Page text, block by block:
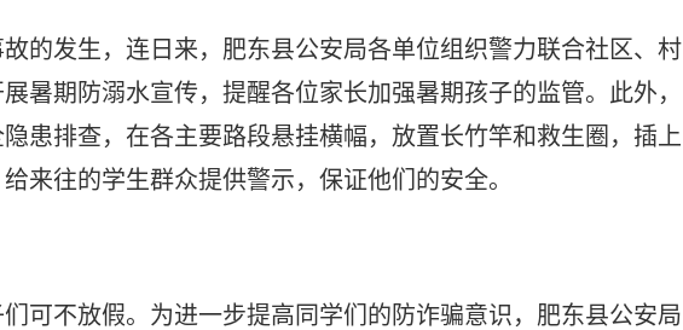
的发生，连日来，肥东县公安局各单位组织警力联合社区、村
暑期防溺水宣传，提醒各位家长加强暑期孩子的监管。此外，
患排查，在各主要路段悬挂横幅，放置长竹竿和救生圈，插上
来往的学生群众提供警示，保证他们的安全。
可不放假。为进一步提高同学们的防诈骗意识，肥东县公安局